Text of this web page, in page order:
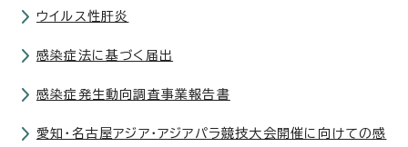
ウイルス性肝炎
感染症法に基づく届出
感染症発生動向調査事業報告書
愛知・名古屋アジア・アジアパラ競技大会開催に向けての感